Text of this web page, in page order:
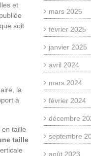
et
soit
la
à
taille
taille
mars 2025
février 2025
janvier 2025
avril 2024
mars 2024
février 2024
décembre
septembre
août 2023